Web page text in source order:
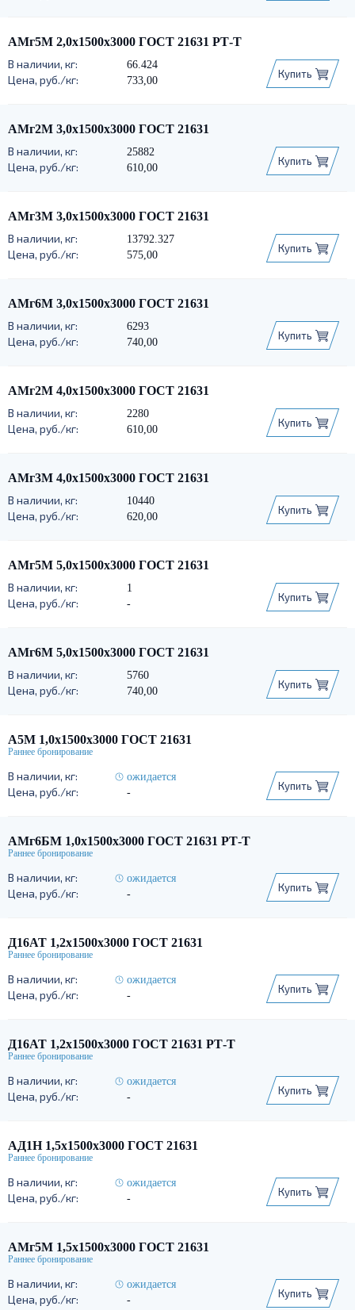
АМг5М 2,0х1500х3000 ГОСТ 21631 РТ-Т
66.424
733,00
Купить
АМг2М 3,0х1500х3000 ГОСТ 21631
25882
610,00
Купить
АМг3М 3,0х1500х3000 ГОСТ 21631
13792.327
575,00
Купить
АМг6М 3,0х1500х3000 ГОСТ 21631
6293
740,00
Купить
АМг2М 4,0х1500х3000 ГОСТ 21631
2280
610,00
Купить
АМг3М 4,0х1500х3000 ГОСТ 21631
10440
620,00
Купить
АМг5М 5,0х1500х3000 ГОСТ 21631
1
-
Купить
АМг6М 5,0х1500х3000 ГОСТ 21631
5760
740,00
Купить
А5М 1,0х1500х3000 ГОСТ 21631
ожидается
-
Купить
АМг6БМ 1,0х1500х3000 ГОСТ 21631 РТ-Т
ожидается
-
Купить
Д16АТ 1,2х1500х3000 ГОСТ 21631
ожидается
-
Купить
Д16АТ 1,2х1500х3000 ГОСТ 21631 РТ-Т
ожидается
-
Купить
АД1Н 1,5х1500х3000 ГОСТ 21631
ожидается
-
Купить
АМг5М 1,5х1500х3000 ГОСТ 21631
ожидается
-
Купить